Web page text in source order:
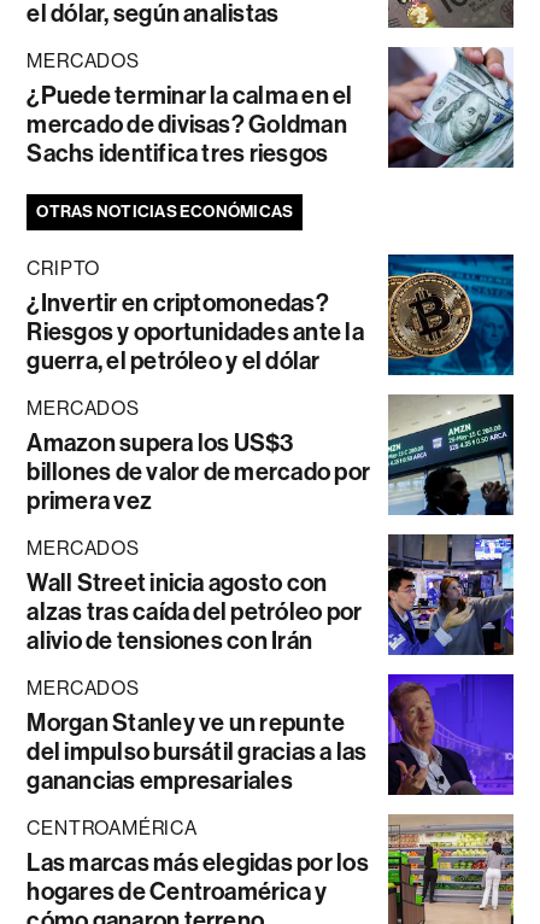
el dólar, según analistas
MERCADOS
¿Puede terminar la calma en el
mercado de divisas? Goldman
Sachs identifica tres riesgos
OTRAS NOTICIAS ECONÓMICAS
CRIPTO
¿Invertir en criptomonedas?
Riesgos y oportunidades ante la
guerra, el petróleo y el dólar
MERCADOS
Amazon supera los US$3
billones de valor de mercado por
primera vez
MERCADOS
Wall Street inicia agosto con
alzas tras caída del petróleo por
alivio de tensiones con Irán
MERCADOS
Morgan Stanley ve un repunte
del impulso bursátil gracias a las
ganancias empresariales
CENTROAMÉRICA
Las marcas más elegidas por los
hogares de Centroamérica y